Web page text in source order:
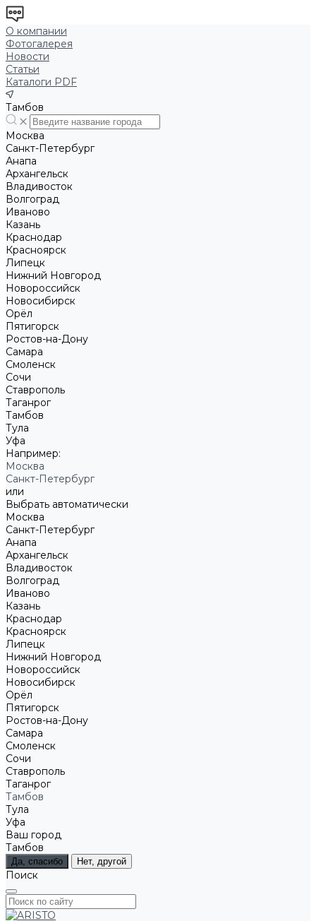
О компании
Фотогалерея
Новости
Статьи
Каталоги PDF
Тамбов
Москва
Санкт-Петербург
Анапа
Архангельск
Владивосток
Волгоград
Иваново
Казань
Краснодар
Красноярск
Липецк
Нижний Новгород
Новороссийск
Новосибирск
Орёл
Пятигорск
Ростов-на-Дону
Самара
Смоленск
Сочи
Ставрополь
Таганрог
Тамбов
Тула
Уфа
Например:
Москва
Санкт-Петербург
или
Выбрать автоматически
Москва
Санкт-Петербург
Анапа
Архангельск
Владивосток
Волгоград
Иваново
Казань
Краснодар
Красноярск
Липецк
Нижний Новгород
Новороссийск
Новосибирск
Орёл
Пятигорск
Ростов-на-Дону
Самара
Смоленск
Сочи
Ставрополь
Таганрог
Тамбов
Тула
Уфа
Ваш город
Тамбов
Да, спасибо Нет, другой
Поиск